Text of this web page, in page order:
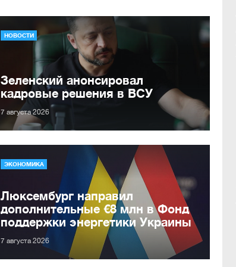
НОВОСТИ
Зеленский анонсировал
кадровые решения в ВСУ
7 августа 2026
ЭКОНОМИКА
Люксембург направил
дополнительные €8 млн в Фонд
поддержки энергетики Украины
7 августа 2026